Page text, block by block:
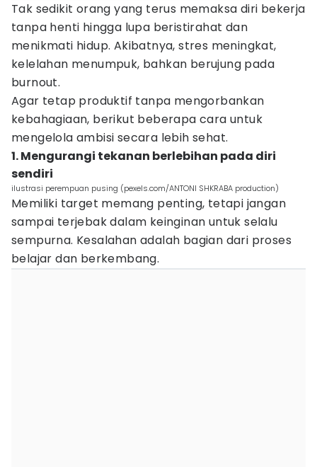
Tak sedikit orang yang terus memaksa diri bekerja
tanpa henti hingga lupa beristirahat dan
menikmati hidup. Akibatnya, stres meningkat,
kelelahan menumpuk, bahkan berujung pada
burnout.
Agar tetap produktif tanpa mengorbankan
kebahagiaan, berikut beberapa cara untuk
mengelola ambisi secara lebih sehat.
1. Mengurangi tekanan berlebihan pada diri
sendiri
ilustrasi perempuan pusing (pexels.com/ANTONI SHKRABA production)
Memiliki target memang penting, tetapi jangan
sampai terjebak dalam keinginan untuk selalu
sempurna. Kesalahan adalah bagian dari proses
belajar dan berkembang.